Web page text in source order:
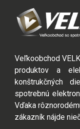
Veľkoobchod
produktov a
konštrukčných
spotrebnú
Vďaka
zákazník nájde